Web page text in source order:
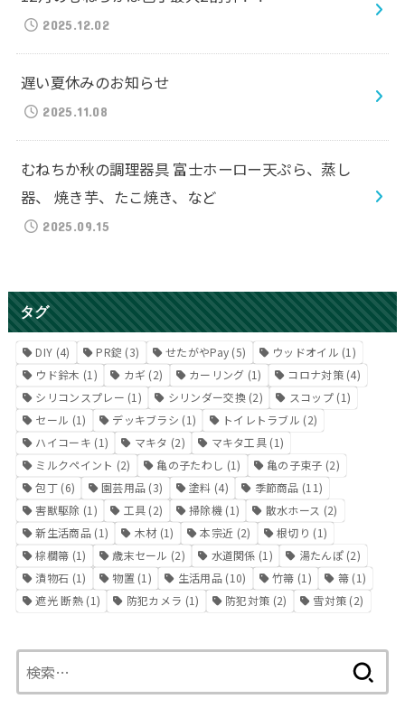
2025.12.02
遅い夏休みのお知らせ
2025.11.08
むねちか秋の調理器具 富士ホーロー天ぷら、蒸し
器、 焼き芋、たこ焼き、など
2025.09.15
タグ
DIY (4) PR錠 (3) せたがやPay (5) ウッドオイル (1)
ウド鈴木 (1) カギ (2) カーリング (1) コロナ対策(4)
シリコンスプレー (1) シリンダー交換(2) スコップ(1)
セール (1) デッキブラシ (1) トイレトラブル (2)
ハイコーキ (1) マキタ (2) マキタ工具 (1)
ミルクペイント (2) 亀の子たわし (1) 亀の子束子 (2)
包丁 (6) 園芸用品 (3) 塗料 (4) 季節商品 (11)
害獣駆除 (1) 工具 (2) 掃除機(1) 散水ホース (2)
新生活商品(1) 木材(1) 本宗近 (2) 根切り (1)
棕櫚箒 (1) 歳末セール (2) 水道関係 (1) 湯たんぽ(2)
漬物石 (1) 物置 (1) 生活用品(10) 竹箒 (1) 箒(1)
遮光 断熱(1) 防犯カメラ (1) 防犯対策 (2) 雪対策 (2)
索: